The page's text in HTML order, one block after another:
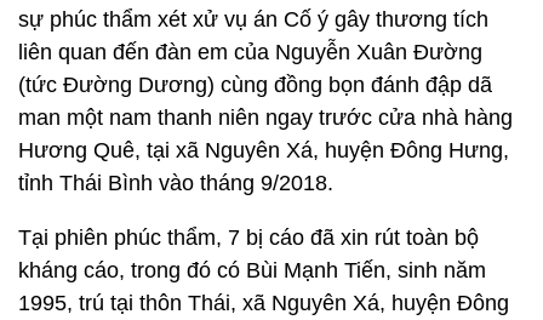
sự phúc thẩm xét xử vụ án Cố ý gây thương tích
liên quan đến đàn em của Nguyễn Xuân Đường
(tức Đường Dương) cùng đồng bọn đánh đập dã
man một nam thanh niên ngay trước cửa nhà hàng
Hương Quê, tại xã Nguyên Xá, huyện Đông Hưng,
tỉnh Thái Bình vào tháng 9/2018.
Tại phiên phúc thẩm, 7 bị cáo đã xin rút toàn bộ
kháng cáo, trong đó có Bùi Mạnh Tiến, sinh năm
1995, trú tại thôn Thái, xã Nguyên Xá, huyện Đông